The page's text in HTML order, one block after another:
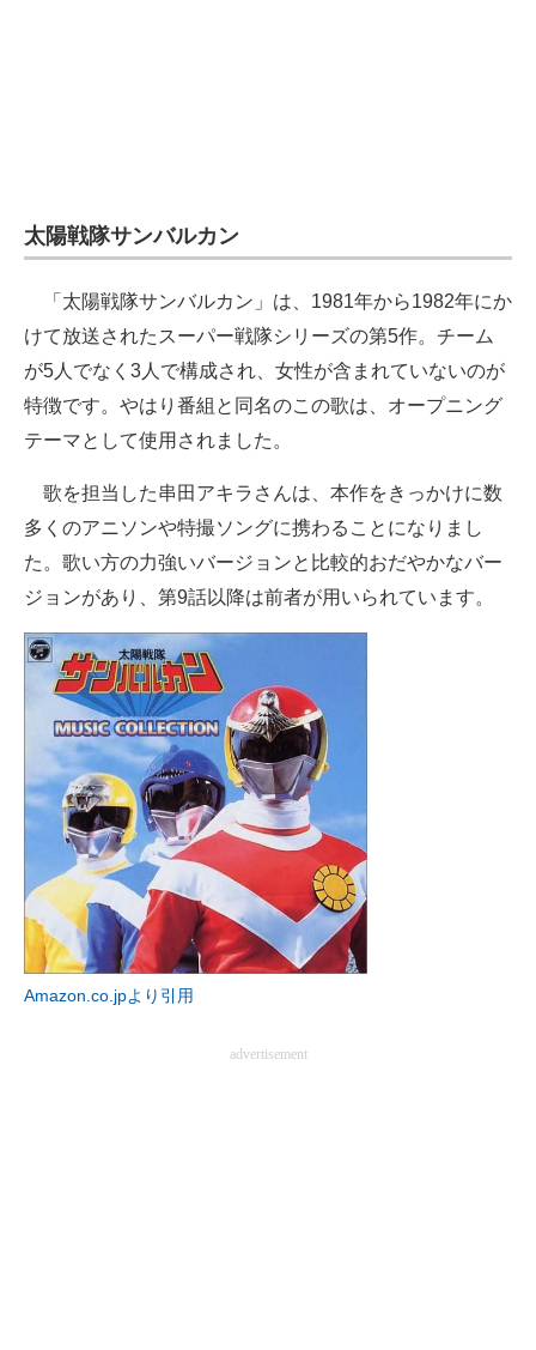
太陽戦隊サンバルカン
「太陽戦隊サンバルカン」は、1981年から1982年にか
けて放送されたスーパー戦隊シリーズの第5作。チーム
が5人でなく3人で構成され、女性が含まれていないのが
特徴です。やはり番組と同名のこの歌は、オープニング
テーマとして使用されました。
歌を担当した串田アキラさんは、本作をきっかけに数
多くのアニソンや特撮ソングに携わることになりまし
た。歌い方の力強いバージョンと比較的おだやかなバー
ジョンがあり、第9話以降は前者が用いられています。
Amazon.co.jpより引用
advertisement